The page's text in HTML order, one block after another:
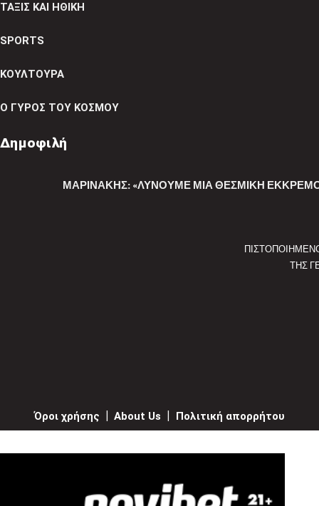
ΤΑΞΙΣ ΚΑΙ ΗΘΙΚΗ
SPORTS
ΚΟΥΛΤΟΥΡΑ
Ο ΓΥΡΟΣ ΤΟΥ ΚΟΣΜΟΥ
Δημοφιλή
ΜΑΡΙΝΆΚΗΣ: «ΛΎΝΟΥΜΕ ΜΙΑ ΘΕΣΜΙΚΉ
ΤΗΣ
Όροι χρήσης About Us Πολιτική απορρήτου